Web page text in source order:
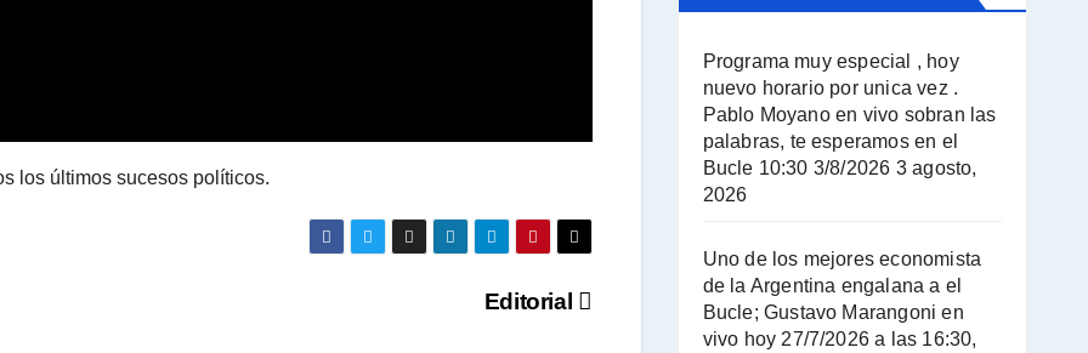
los últimos sucesos políticos.
Editorial
Programa muy especial , hoy
nuevo horario por unica vez .
Pablo Moyano en vivo sobran las
palabras, te esperamos en el
Bucle 10:30 3/8/2026 3 agosto,
2026
Uno de los mejores economista
de la Argentina engalana a el
Bucle; Gustavo Marangoni en
vivo hoy 27/7/2026 a las 16:30,